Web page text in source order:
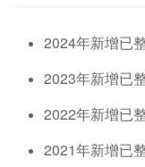
2024年新增已
2023年新增已
2022年新增已
2021年新增已